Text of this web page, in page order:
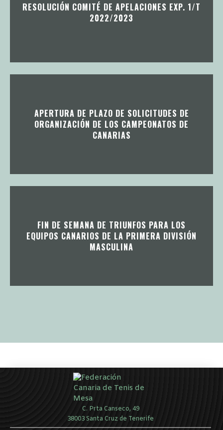
RESOLUCIÓN COMITÉ DE APELACIONES EXP. 1/T
2022/2023
APERTURA DE PLAZO DE SOLICITUDES DE
ORGANIZACIÓN DE LOS CAMPEONATOS DE
CANARIAS
FIN DE SEMANA DE TRIUNFOS PARA LOS
EQUIPOS CANARIOS DE LA PRIMERA DIVISIÓN
MASCULINA
C. Prta Canseco, 49
38003 Santa Cruz de Tenerife